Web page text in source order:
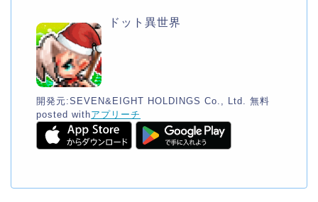
ドット異世界
開発元:SEVEN&EIGHT HOLDINGS Co., Ltd. 無料
posted withアプリーチ